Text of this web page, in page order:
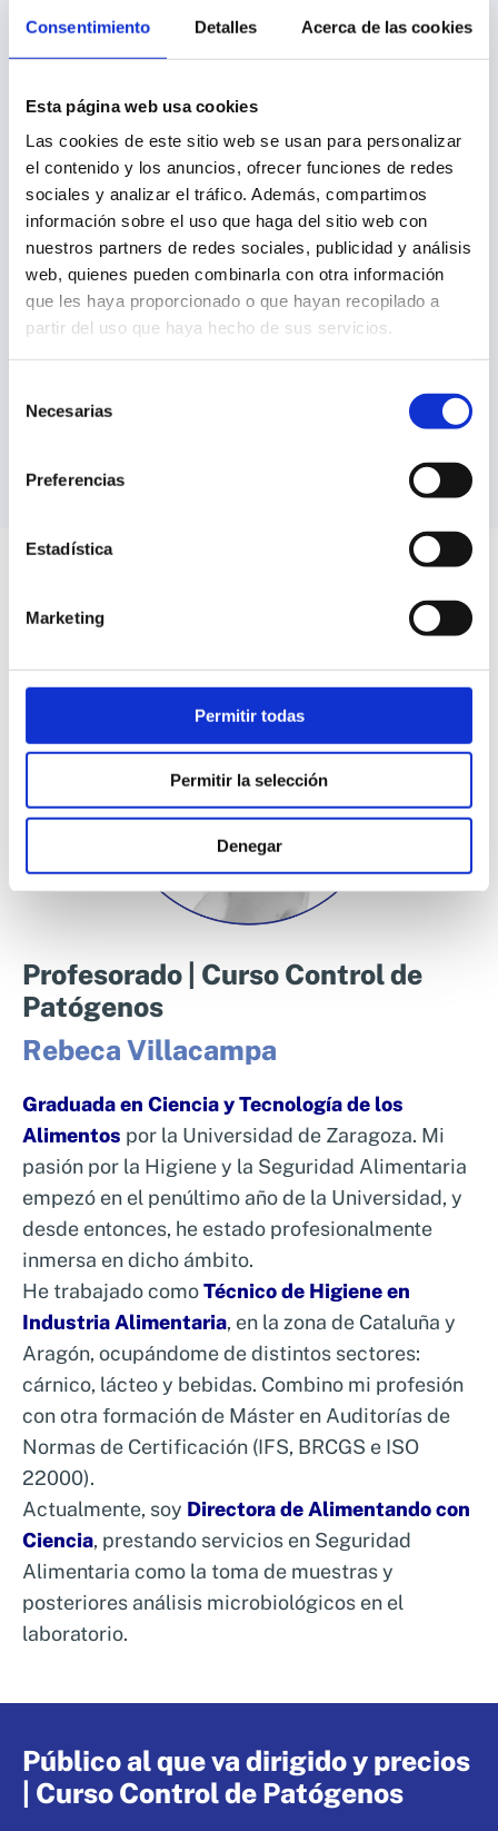
Consentimiento Detalles Acerca de las cookies
Esta página web usa cookies
Las cookies de este sitio web se usan para personalizar
el contenido y los anuncios, ofrecer funciones de redes
sociales y analizar el tráfico. Además, compartimos
información sobre el uso que haga del sitio web con
nuestros partners de redes sociales, publicidad y análisis
web, quienes pueden combinarla con otra información
que les haya proporcionado o que hayan recopilado a
partir del uso que haya hecho de sus servicios.
Necesarias
Preferencias
Estadística
Marketing
Permitir todas
Permitir la selección
Denegar
Módulo 3:Caracterización de Productos
microbiológico.
Módulo 4: Técnicas de Laboratorio para
Identificación y Cuantificación.
Módulo 5:Evaluación de la Vida Útil.
Módulo 6:Retos en la industria y
prevención de contaminaciones.
Desinfección para el Control de
Supervisión y Validación de la
Limpieza, Detección de Biofilms.
de No Conformidades.
Técnico o Responsable de calidad.
laboratorio.
Patógenos.
Profesorado | Curso Control de
Patógenos
Rebeca Villacampa
Graduada en Ciencia y Tecnología de los
Alimentos por la Universidad de Zaragoza. Mi
pasión por la Higiene y la Seguridad Alimentaria
empezó en el penúltimo año de la Universidad, y
desde entonces, he estado profesionalmente
inmersa en dicho ámbito.
He trabajado comoTécnico de Higiene en
Industria Alimentaria, en la zona de Cataluña y
Aragón, ocupándome de distintos sectores:
cárnico, lácteo y bebidas. Combino mi profesión
con otra formación de Máster en Auditorías de
Normas de Certificación (IFS, BRCGS e ISO
22000).
Actualmente, soy Directora de Alimentando con
Ciencia, prestando servicios en Seguridad
Alimentaria como la toma de muestras y
posteriores análisis microbiológicos en el
laboratorio.
Público al que va dirigido y precios
| Curso Control de Patógenos